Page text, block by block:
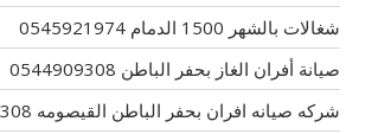
شغالات بالشهر 1500 الدمام 0545921974
صيانة أفران الغاز بحفر الباطن 0544909308
شركه صيانه افران بحفر الباطن القيصومه 0544909308